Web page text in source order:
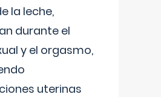
la leche,
durante el
y el orgasmo,
uterinas